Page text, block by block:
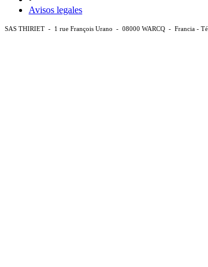
Avisos legales
SAS THIRIET - 1 rue François Urano - 08000 WARCQ - Francia -